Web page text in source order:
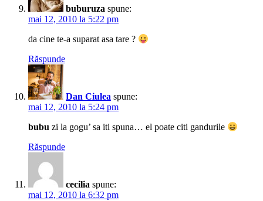
buburuza spune:
mai 12, 2010 la 5:22 pm
da cine te-a suparat asa tare ?
Răspunde
Dan Ciulea spune:
mai 12, 2010 la 5:24 pm
bubu zi la gogu’ sa iti spuna… el poate citi gandurile
Răspunde
cecilia spune:
mai 12, 2010 la 6:32 pm